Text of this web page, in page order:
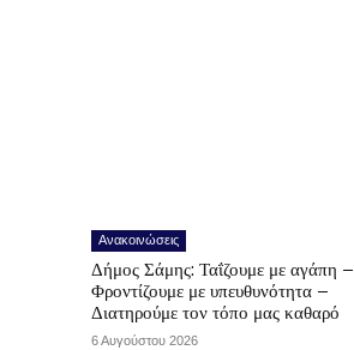
Ανακοινώσεις
Δήμος Σάμης: Ταΐζουμε με αγάπη –
Φροντίζουμε με υπευθυνότητα –
Διατηρούμε τον τόπο μας καθαρό
6 Αυγούστου 2026